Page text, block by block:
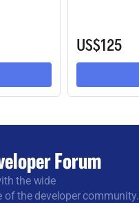
US$125
Forum
the wide
of the developer community.